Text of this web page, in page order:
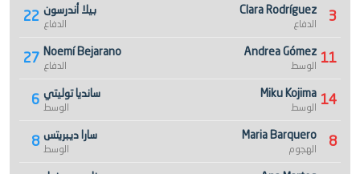
22 بيلا أندرسون
الدفاع
27 Noemí Bejarano
الدفاع
6 سانديا توليتي
الوسط
8 سارا ديبريتس
الوسط
3
Clara Rodríguez
الدفاع
11
Andrea Gómez
الوسط
14
Miku Kojima
الوسط
8
Maria Barquero
الهجوم